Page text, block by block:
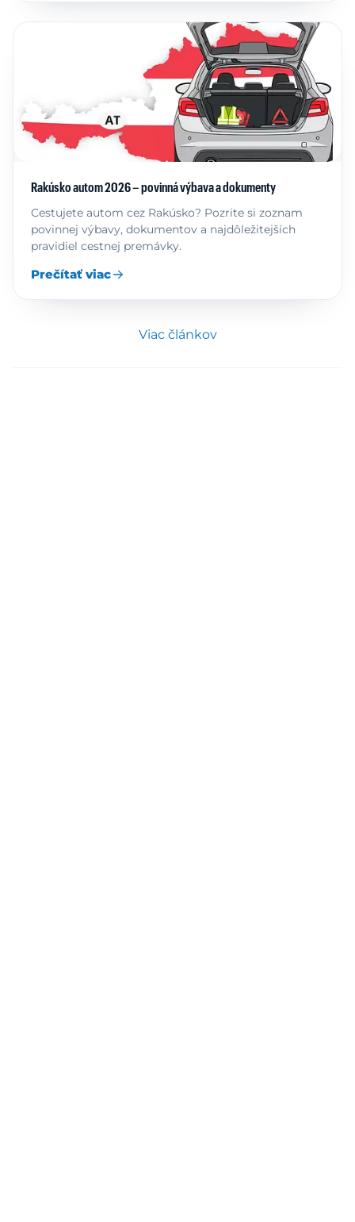
Rakúsko autom 2026 – povinná výbava a dokumenty
Cestujete autom cez Rakúsko? Pozrite si zoznam
povinnej výbavy, dokumentov a najdôležitejších
pravidiel cestnej premávky.
Prečítať viac
Viac článkov